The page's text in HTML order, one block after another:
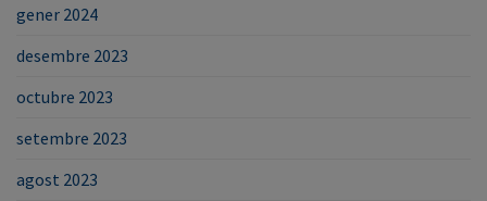
gener 2024
desembre 2023
octubre 2023
setembre 2023
agost 2023